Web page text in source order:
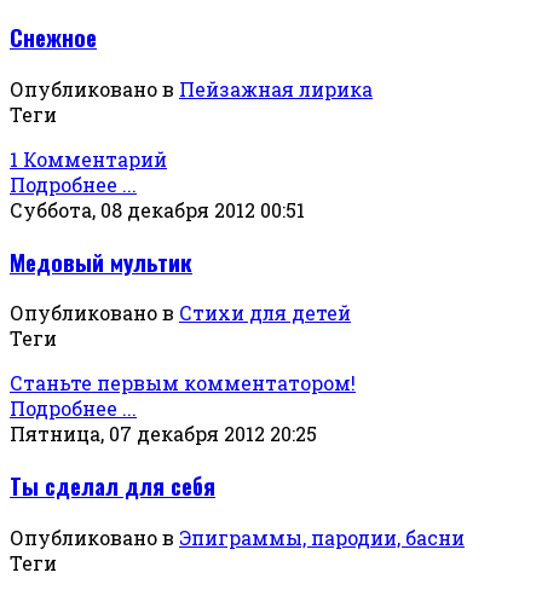
Снежное
Опубликовано в Пейзажная лирика
Теги
1 Комментарий
Подробнее ...
Суббота, 08 декабря 2012 00:51
Медовый мультик
Опубликовано в Стихи для детей
Теги
Станьте первым комментатором!
Подробнее ...
Пятница, 07 декабря 2012 20:25
Ты сделал для себя
Опубликовано в Эпиграммы, пародии, басни
Теги